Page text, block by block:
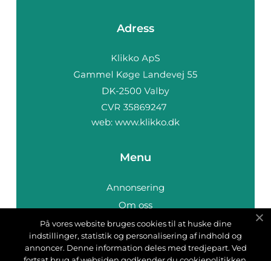
Adress
web: www.klikko.dk
Menu
Annonsering
Om oss
Cookies
Kontakta oss
Sitemap
På vores website bruges cookies til at huske dine
indstillinger, statistik og personalisering af indhold og
annoncer. Denne information deles med tredjepart. Ved